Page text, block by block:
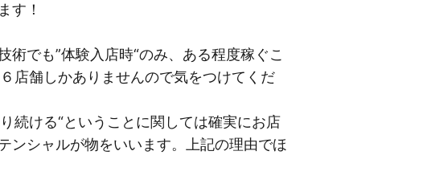
す！
でも”体験入店時“のみ、ある程度稼ぐこ
店舗しかありませんので気をつけてくだ
続ける“ということに関しては確実にお店
ンシャルが物をいいます。上記の理由でほ